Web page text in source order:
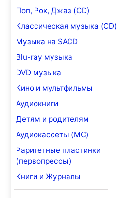
Поп, Рок, Джаз (CD)
Классическая музыка (CD)
Музыка на SACD
Blu-ray музыка
DVD музыка
Кино и мультфильмы
Аудиокниги
Детям и родителям
Аудиокассеты (MC)
Раритетные пластинки
(первопрессы)
Книги и Журналы